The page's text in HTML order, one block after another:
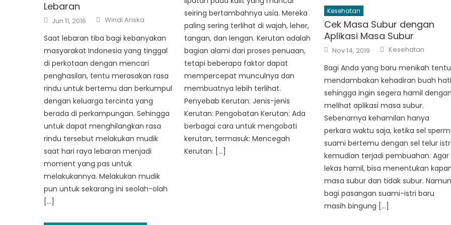
Lebaran
Posted
on
Jun 11, 2016 Author
Windi Ariska
Saat lebaran tiba bagi kebanyakan
masyarakat Indonesia yang tinggal
di perkotaan dengan mencari
penghasilan, tentu merasakan rasa
rindu untuk bertemu dan berkumpul
dengan keluarga tercinta yang
berada di perkampungan. Sehingga
untuk dapat menghilangkan rasa
rindu tersebut melakukan mudik
saat hari raya lebaran menjadi
moment yang pas untuk
melakukannya. Melakukan mudik
pun untuk sekarang ini seolah-olah
[…]
seiring bertambahnya usia. Mereka
paling sering terlihat di wajah, leher,
tangan, dan lengan. Kerutan adalah
bagian alami dari proses penuaan,
tetapi beberapa faktor dapat
mempercepat munculnya dan
membuatnya lebih terlihat.
Penyebab Kerutan: Jenis-jenis
Kerutan: Pengobatan Kerutan: Ada
berbagai cara untuk mengobati
kerutan, termasuk: Mencegah
Kerutan: […]
Kesehatan
Cek Masa Subur dengan
Aplikasi Masa Subur
Posted
on
Nov 14, 2019 Author
Kesehatan
Bagi Anda yang baru menikah tentu
mendambakan kehadiran buah hati
sehingga ingin segera hamil dengan
melihat aplikasi masa subur.
Sebenarnya kehamilan hanya
perkara waktu saja, ketika sel
suami bertemu dengan sel telur istri
kemudian terjadi pembuahan. Agar
lekas hamil, bisa menentukan
masa subur dan tidak subur.
bagi pasangan suami-istri baru
masih bingung […]